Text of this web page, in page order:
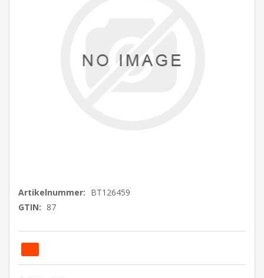
Artikelnummer: BT126459
GTIN: 87